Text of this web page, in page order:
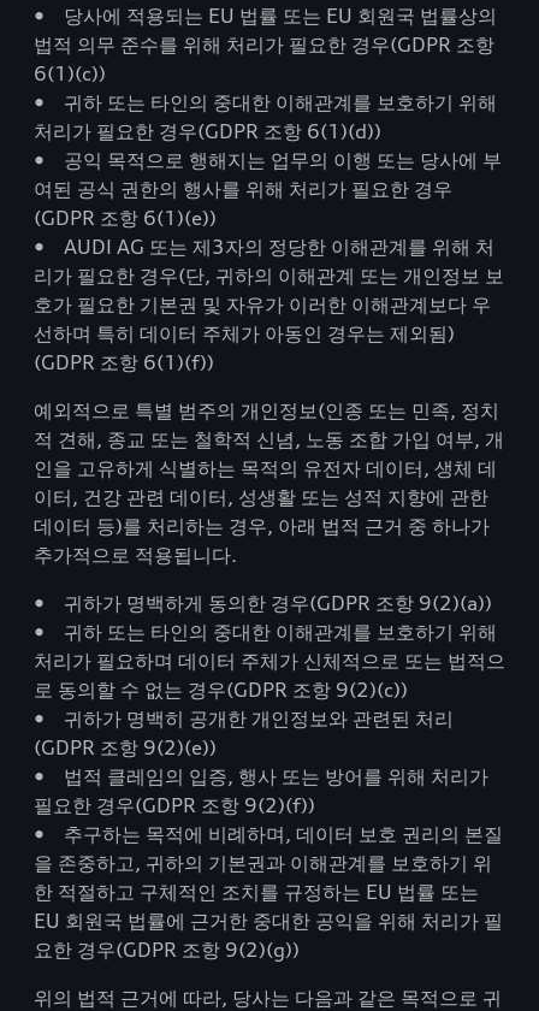
• 당사에 적용되는 EU 법률 또는 EU 회원국 법률상의
법적 의무 준수를 위해 처리가 필요한 경우(GDPR 조항
6(1)(c))
• 귀하 또는 타인의 중대한 이해관계를 보호하기 위해
처리가 필요한 경우(GDPR 조항 6(1)(d))
• 공익 목적으로 행해지는 업무의 이행 또는 당사에 부
여된 공식 권한의 행사를 위해 처리가 필요한 경우
(GDPR 조항 6(1)(e))
• AUDI AG 또는 제3자의 정당한 이해관계를 위해 처
리가 필요한 경우(단, 귀하의 이해관계 또는 개인정보 보
호가 필요한 기본권 및 자유가 이러한 이해관계보다 우
선하며 특히 데이터 주체가 아동인 경우는 제외됨)
(GDPR 조항 6(1)(f))
예외적으로 특별 범주의 개인정보(인종 또는 민족, 정치
적 견해, 종교 또는 철학적 신념, 노동 조합 가입 여부, 개
인을 고유하게 식별하는 목적의 유전자 데이터, 생체 데
이터, 건강 관련 데이터, 성생활 또는 성적 지향에 관한
데이터 등)를 처리하는 경우, 아래 법적 근거 중 하나가
추가적으로 적용됩니다.
• 귀하가 명백하게 동의한 경우(GDPR 조항 9(2)(a))
• 귀하 또는 타인의 중대한 이해관계를 보호하기 위해
처리가 필요하며 데이터 주체가 신체적으로 또는 법적으
로 동의할 수 없는 경우(GDPR 조항 9(2)(c))
• 귀하가 명백히 공개한 개인정보와 관련된 처리
(GDPR 조항 9(2)(e))
• 법적 클레임의 입증, 행사 또는 방어를 위해 처리가
필요한 경우(GDPR 조항 9(2)(f))
• 추구하는 목적에 비례하며, 데이터 보호 권리의 본질
을 존중하고, 귀하의 기본권과 이해관계를 보호하기 위
한 적절하고 구체적인 조치를 규정하는 EU 법률 또는
EU 회원국 법률에 근거한 중대한 공익을 위해 처리가 필
요한 경우(GDPR 조항 9(2)(g))
위의 법적 근거에 따라, 당사는 다음과 같은 목적으로 귀